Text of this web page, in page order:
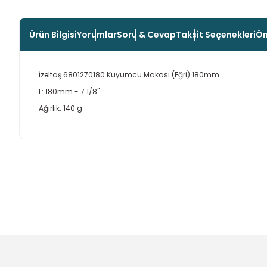
Ürün BilgisiYorumlarSoru & CevapTaksit Seçenekleri
İzeltaş 6801270180 Kuyumcu Makası (Eğri) 180mm
L: 180mm - 7 1/8"
Ağırlık: 140 g